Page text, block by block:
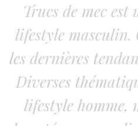
Trucs de mec
lifestyle masculin.
les dernières
Diverses
lifestyle homme,